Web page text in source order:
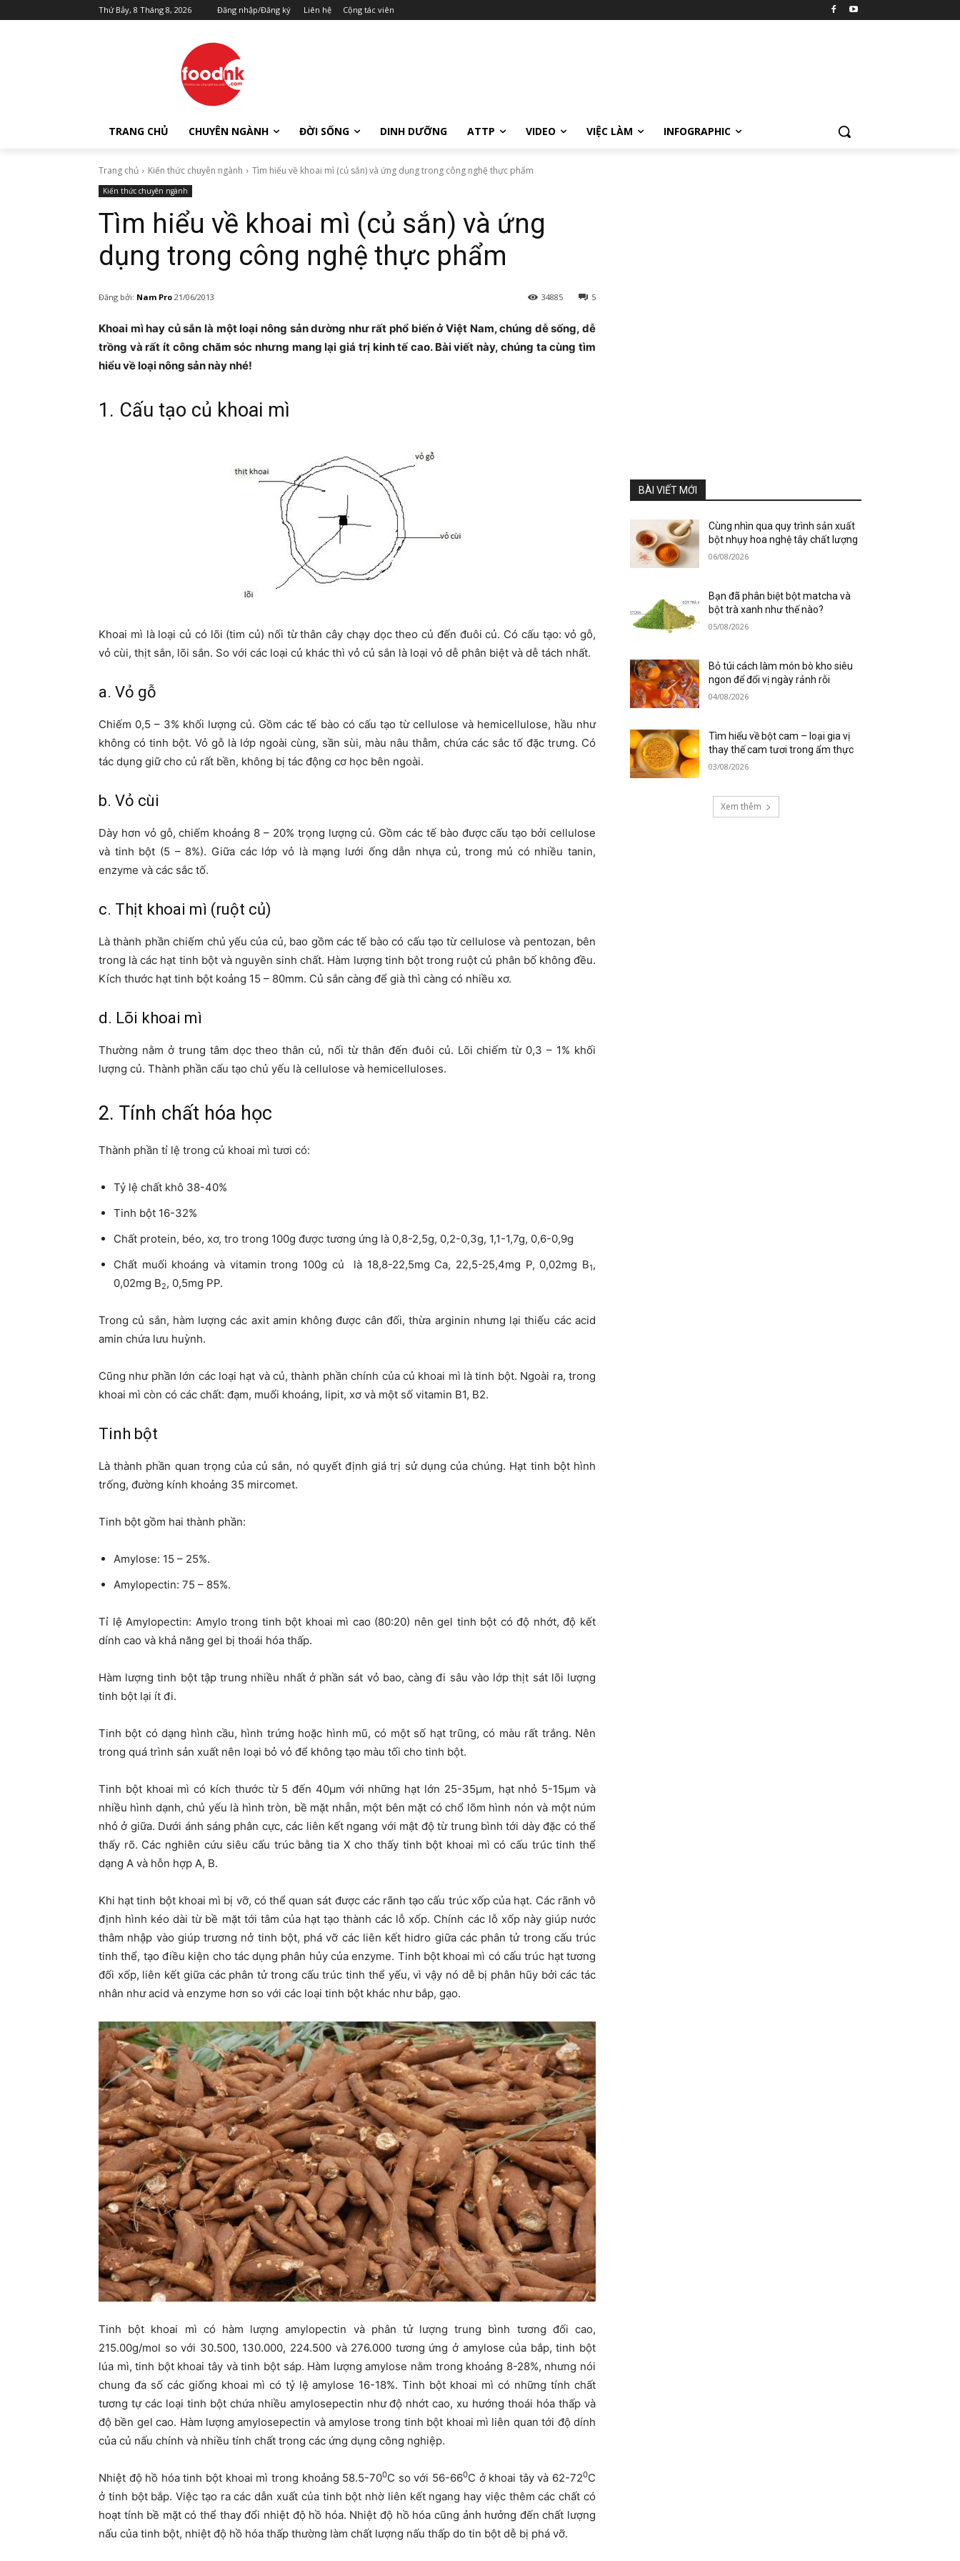
Thứ Bảy, 8 Tháng 8, 2026 Đăng nhập/Đăng ký Liên hệ Cộng tác viên
TRANG CHỦ CHUYÊN NGÀNH ĐỜI SỐNG DINH DƯỠNG ATTP VIDEO VIỆC LÀM INFOGRAPHIC
Trang chủ Kiến thức chuyên ngành Tìm hiểu về khoai mì (củ sắn) và ứng dụng trong công nghệ thực phẩm
Kiến thức chuyên ngành
Tìm hiểu về khoai mì (củ sắn) và ứng
dụng trong công nghệ thực phẩm
Đăng bởi: Nam Pro 21/06/2013 5
34885
Khoai mì hay củ sắn là một loại nông sản dường như rất phổ biến ở Việt Nam, chúng dễ sống, dễ
trồng và rất ít công chăm sóc nhưng mang lại giá trị kinh tế cao. Bài viết này, chúng ta cùng tìm
hiểu về loại nông sản này nhé!
1. Cấu tạo củ khoai mì
Khoai mì là loại củ có lõi (tim củ) nối từ thân cây chạy dọc theo củ đến đuôi củ. Có cấu tạo: vỏ gỗ,
vỏ cùi, thịt sắn, lõi sắn. So với các loại củ khác thì vỏ củ sắn là loại vỏ dễ phân biệt và dễ tách nhất.
a. Vỏ gỗ
Chiếm 0,5 – 3% khối lượng củ. Gồm các tế bào có cấu tạo từ cellulose và hemicellulose, hầu như
không có tinh bột. Vỏ gỗ là lớp ngoài cùng, sần sùi, màu nâu thẫm, chứa các sắc tố đặc trưng. Có
tác dụng giữ cho củ rất bền, không bị tác động cơ học bên ngoài.
b. Vỏ cùi
Dày hơn vỏ gỗ, chiếm khoảng 8 – 20% trọng lượng củ. Gồm các tế bào được cấu tạo bởi cellulose
và tinh bột (5 – 8%). Giữa các lớp vỏ là mạng lưới ống dẫn nhựa củ, trong mủ có nhiều tanin,
enzyme và các sắc tố.
c. Thịt khoai mì (ruột củ)
Là thành phần chiếm chủ yếu của củ, bao gồm các tế bào có cấu tạo từ cellulose và pentozan, bên
trong là các hạt tinh bột và nguyên sinh chất. Hàm lượng tinh bột trong ruột củ phân bố không đều.
Kích thước hạt tinh bột koảng 15 – 80mm. Củ sắn càng để già thì càng có nhiều xơ.
d. Lõi khoai mì
Thường nằm ở trung tâm dọc theo thân củ, nối từ thân đến đuôi củ. Lõi chiếm từ 0,3 – 1% khối
lượng củ. Thành phần cấu tạo chủ yếu là cellulose và hemicelluloses.
2. Tính chất hóa học
Thành phần tỉ lệ trong củ khoai mì tươi có:
Tỷ lệ chất khô 38-40%
Tinh bột 16-32%
Chất protein, béo, xơ, tro trong 100g được tương ứng là 0,8-2,5g, 0,2-0,3g, 1,1-1,7g, 0,6-0,9g
Chất muối khoáng và vitamin trong 100g củ là 18,8-22,5mg Ca, 22,5-25,4mg P, 0,02mg B1,
0,02mg B2, 0,5mg PP.
Trong củ sắn, hàm lượng các axit amin không được cân đối, thừa arginin nhưng lại thiếu các acid
amin chứa lưu huỳnh.
Cũng như phần lớn các loại hạt và củ, thành phần chính của củ khoai mì là tinh bột. Ngoài ra, trong
khoai mì còn có các chất: đạm, muối khoáng, lipit, xơ và một số vitamin B1, B2.
Tinh bột
Là thành phần quan trọng của củ sắn, nó quyết định giá trị sử dụng của chúng. Hạt tinh bột hình
trống, đường kính khoảng 35 mircomet.
Tinh bột gồm hai thành phần:
Amylose: 15 – 25%.
Amylopectin: 75 – 85%.
Tỉ lệ Amylopectin: Amylo trong tinh bột khoai mì cao (80:20) nên gel tinh bột có độ nhớt, độ kết
dính cao và khả năng gel bị thoái hóa thấp.
Hàm lượng tinh bột tập trung nhiều nhất ở phần sát vỏ bao, càng đi sâu vào lớp thịt sát lõi lượng
tinh bột lại ít đi.
Tinh bột có dạng hình cầu, hình trứng hoặc hình mũ, có một số hạt trũng, có màu rất trắng. Nên
trong quá trình sản xuất nên loại bỏ vỏ để không tạo màu tối cho tinh bột.
Tinh bột khoai mì có kích thước từ 5 đến 40µm với những hạt lớn 25-35µm, hạt nhỏ 5-15µm và
nhiều hình dạnh, chủ yếu là hình tròn, bề mặt nhẵn, một bên mặt có chổ lõm hình nón và một núm
nhỏ ở giữa. Dưới ánh sáng phân cực, các liên kết ngang với mật độ từ trung bình tới dày đặc có thể
thấy rõ. Các nghiên cứu siêu cấu trúc bằng tia X cho thấy tinh bột khoai mì có cấu trúc tinh thể
dạng A và hỗn hợp A, B.
Khi hạt tinh bột khoai mì bị vỡ, có thể quan sát được các rãnh tạo cấu trúc xốp của hạt. Các rãnh vô
định hình kéo dài từ bề mặt tới tâm của hạt tạo thành các lỗ xốp. Chính các lỗ xốp này giúp nước
thâm nhập vào giúp trương nở tinh bột, phá vỡ các liên kết hidro giữa các phân tử trong cấu trúc
tinh thể, tạo điều kiện cho tác dụng phân hủy của enzyme. Tinh bột khoai mì có cấu trúc hạt tương
đối xốp, liên kết giữa các phân tử trong cấu trúc tinh thể yếu, vì vậy nó dễ bị phân hũy bởi các tác
nhân như acid và enzyme hơn so với các loại tinh bột khác như bắp, gạo.
Tinh bột khoai mì có hàm lượng amylopectin và phân tử lượng trung bình tương đối cao,
215.00g/mol so với 30.500, 130.000, 224.500 và 276.000 tương ứng ở amylose của bắp, tinh bột
lúa mì, tinh bột khoai tây và tinh bột sáp. Hàm lượng amylose nằm trong khoảng 8-28%, nhưng nói
chung đa số các giống khoai mì có tỷ lệ amylose 16-18%. Tinh bột khoai mì có những tính chất
tương tự các loại tinh bột chứa nhiều amylosepectin như độ nhớt cao, xu hướng thoái hóa thấp và
độ bền gel cao. Hàm lượng amylosepectin và amylose trong tinh bột khoai mì liên quan tới độ dính
của củ nấu chính và nhiều tính chất trong các ứng dụng công nghiệp.
Nhiệt độ hồ hóa tinh bột khoai mì trong khoảng 58.5-700C so với 56-660C ở khoai tây và 62-720C
ở tinh bột bắp. Việc tạo ra các dẫn xuất của tinh bột nhờ liên kết ngang hay việc thêm các chất có
hoạt tính bề mặt có thể thay đổi nhiệt độ hồ hóa. Nhiệt độ hồ hóa cũng ảnh hưởng đến chất lượng
nấu của tinh bột, nhiệt độ hồ hóa thấp thường làm chất lượng nấu thấp do tin bột dễ bị phá vỡ.
BÀI VIẾT MỚI
Cùng nhìn qua quy trình sản xuất
bột nhụy hoa nghệ tây chất lượng
06/08/2026
Bạn đã phân biệt bột matcha và
bột trà xanh như thế nào?
05/08/2026
Bỏ túi cách làm món bò kho siêu
ngon để đổi vị ngày rảnh rỗi
04/08/2026
Tìm hiểu về bột cam – loại gia vị
thay thế cam tươi trong ẩm thực
03/08/2026
Xem thêm